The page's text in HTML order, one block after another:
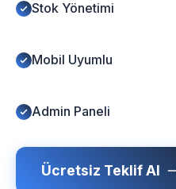
Stok Yönetimi
Mobil Uyumlu
Admin Paneli
Ücretsiz Teklif Al